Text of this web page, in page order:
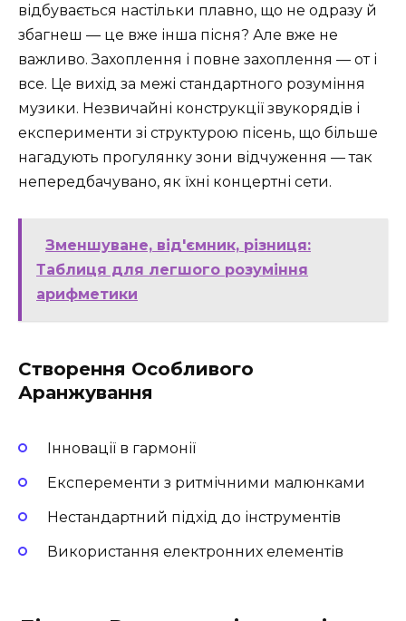
відбувається настільки плавно, що не одразу й
збагнеш — це вже інша пісня? Але вже не
важливо. Захоплення і повне захоплення — от і
все. Це вихід за межі стандартного розуміння
музики. Незвичайні конструкції звукорядів і
експерименти зі структурою пісень, що більше
нагадують прогулянку зони відчуження — так
непередбачувано, як їхні концертні сети.
Зменшуване, від'ємник, різниця:
Таблиця для легшого розуміння
арифметики
Створення Особливого
Аранжування
Інновації в гармонії
Експеременти з ритмічними малюнками
Нестандартний підхід до інструментів
Використання електронних елементів